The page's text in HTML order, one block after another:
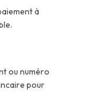
à
ou numéro
pour